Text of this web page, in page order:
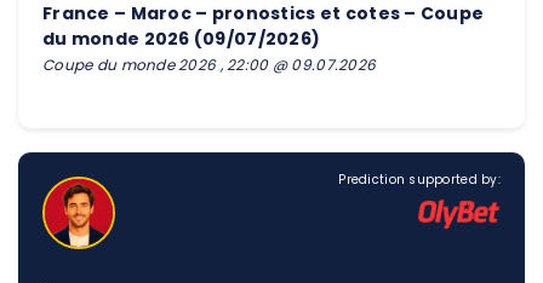
France – Maroc – pronostics et cotes – Coupe
du monde 2026 (09/07/2026)
Coupe du monde 2026 , 22:00 @ 09.07.2026
Prediction supported by: